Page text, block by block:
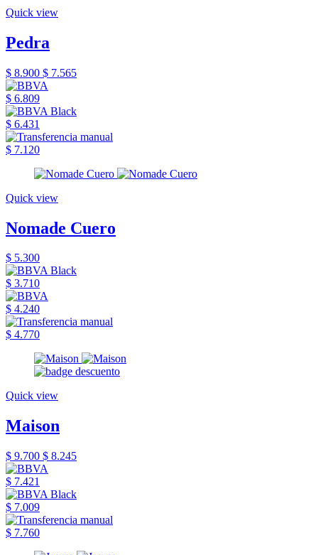
Quick view
Pedra
$ 8.900 $ 7.565
$ 6.809
$ 6.431
$ 7.120
Quick view
Nomade Cuero
$ 5.300
$ 3.710
$ 4.240
$ 4.770
Quick view
Maison
$ 9.700 $ 8.245
$ 7.421
$ 7.009
$ 7.760